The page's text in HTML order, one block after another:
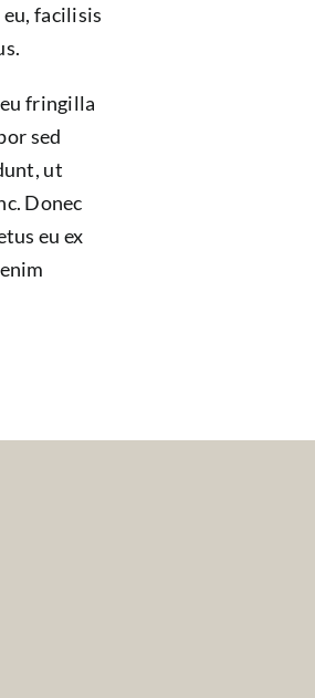
facilisis
fringilla
sed
ut
Donec
eu ex